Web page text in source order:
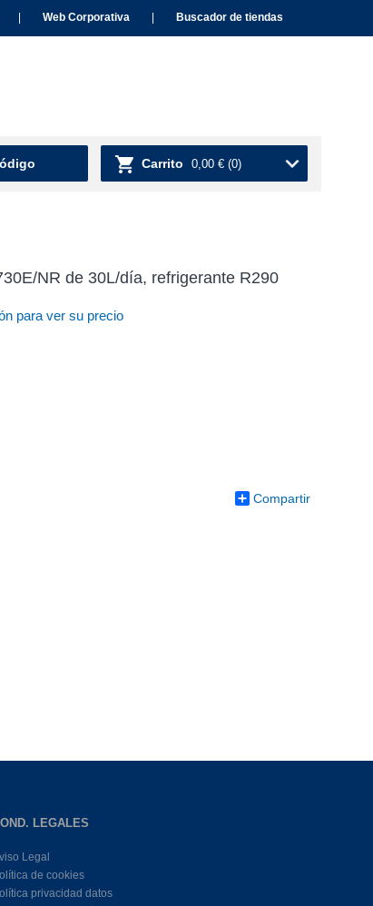
Web Corporativa Buscador de tiendas
Carrito 0,00 € (0)
NR de 30L/día, refrigerante R290
para ver su precio
Compartir
LEGALES
Legal
de cookies
privacidad datos